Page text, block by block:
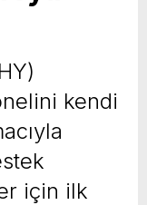
kendi
için ilk